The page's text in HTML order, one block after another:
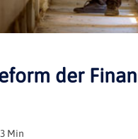
der
3 Min